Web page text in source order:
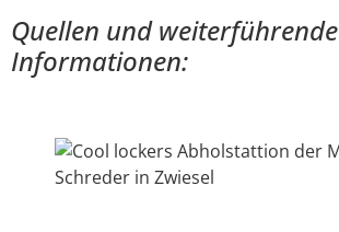
Quellen und weiterführende
Informationen: